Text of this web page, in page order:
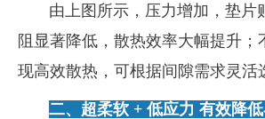
由上图所示，压力增加，垫片
阻显著降低，散热效率大幅提升；
现高效散热，可根据间隙需求灵活
二、 超柔软 + 低应力 有效降